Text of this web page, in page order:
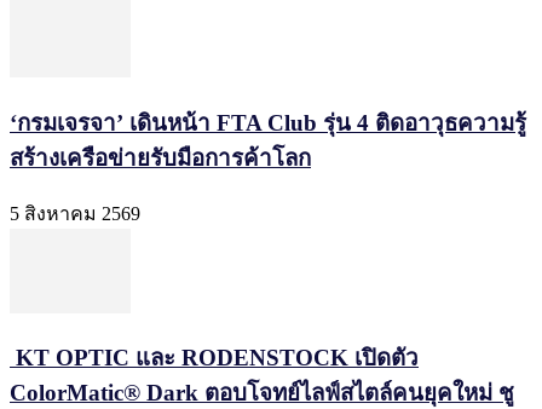
‘กรมเจรจา’ เดินหน้า FTA Club รุ่น 4 ติดอาวุธความรู้
สร้างเครือข่ายรับมือการค้าโลก
5 สิงหาคม 2569
KT OPTIC และ RODENSTOCK เปิดตัว
ColorMatic® Dark ตอบโจทย์ไลฟ์สไตล์คนยุคใหม่ ชู